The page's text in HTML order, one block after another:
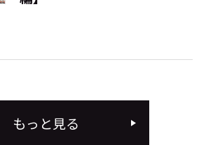
もっと見る